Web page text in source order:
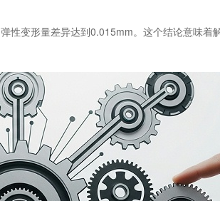
性变形量差异达到0.015mm。这个结论意味着